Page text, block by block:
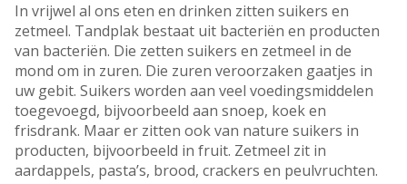
In vrijwel al ons eten en drinken zitten suikers en
zetmeel. Tandplak bestaat uit bacteriën en producten
van bacteriën. Die zetten suikers en zetmeel in de
mond om in zuren. Die zuren veroorzaken gaatjes in
uw gebit. Suikers worden aan veel voedingsmiddelen
toegevoegd, bijvoorbeeld aan snoep, koek en
frisdrank. Maar er zitten ook van nature suikers in
producten, bijvoorbeeld in fruit. Zetmeel zit in
aardappels, pasta’s, brood, crackers en peulvruchten.